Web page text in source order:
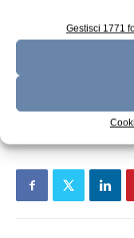
Gestisci 1771
Informazioni e
https://